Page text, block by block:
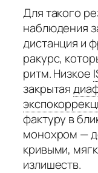
Для такого
наблюдения
дистанция и
ракурс,
ритм. Низкое
закрытая
фактуру в
монохром —
кривыми,
излишеств.